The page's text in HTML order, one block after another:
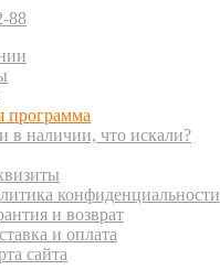
88
программа
в наличии, что искали?
конфиденциальности
и возврат
и оплата
сайта